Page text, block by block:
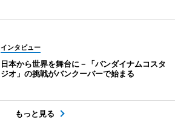
インタビュー
日本から世界を舞台に－「バンダイナムコスタ
ジオ」の挑戦がバンクーバーで始まる
もっと見る